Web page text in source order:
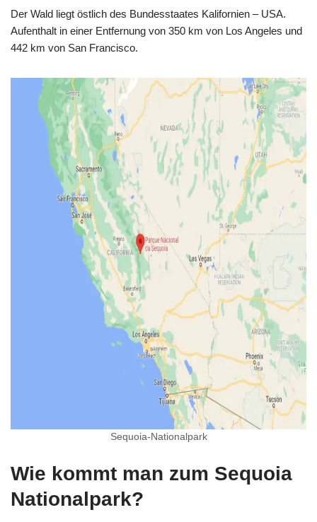
Der Wald liegt östlich des Bundesstaates Kalifornien – USA.
Aufenthalt in einer Entfernung von 350 km von Los Angeles und
442 km von San Francisco.
Sequoia-Nationalpark
Wie kommt man zum Sequoia
Nationalpark?